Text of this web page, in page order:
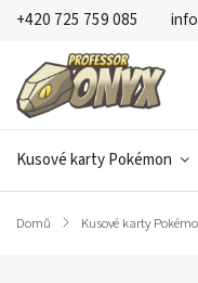
+420 725 759 085
Kusové karty Pokémon
Domů / Kusové karty